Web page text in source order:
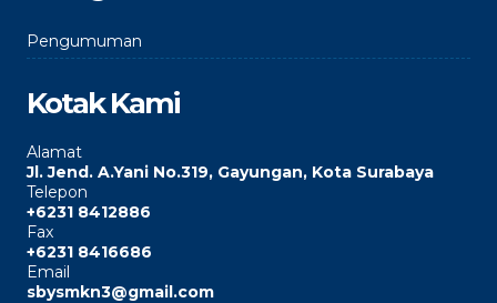
Pengumuman
Kotak Kami
Alamat
Jl. Jend. A.Yani No.319, Gayungan, Kota Surabaya
Telepon
+6231 8412886
Fax
+6231 8416686
Email
sbysmkn3@gmail.com